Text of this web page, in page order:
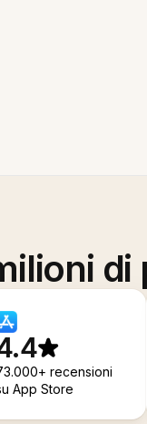
recensioni
App Store